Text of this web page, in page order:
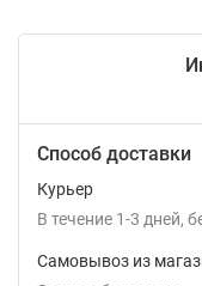
Способ доставки
Курьер
В течение 1-3 дней
Самовывоз из